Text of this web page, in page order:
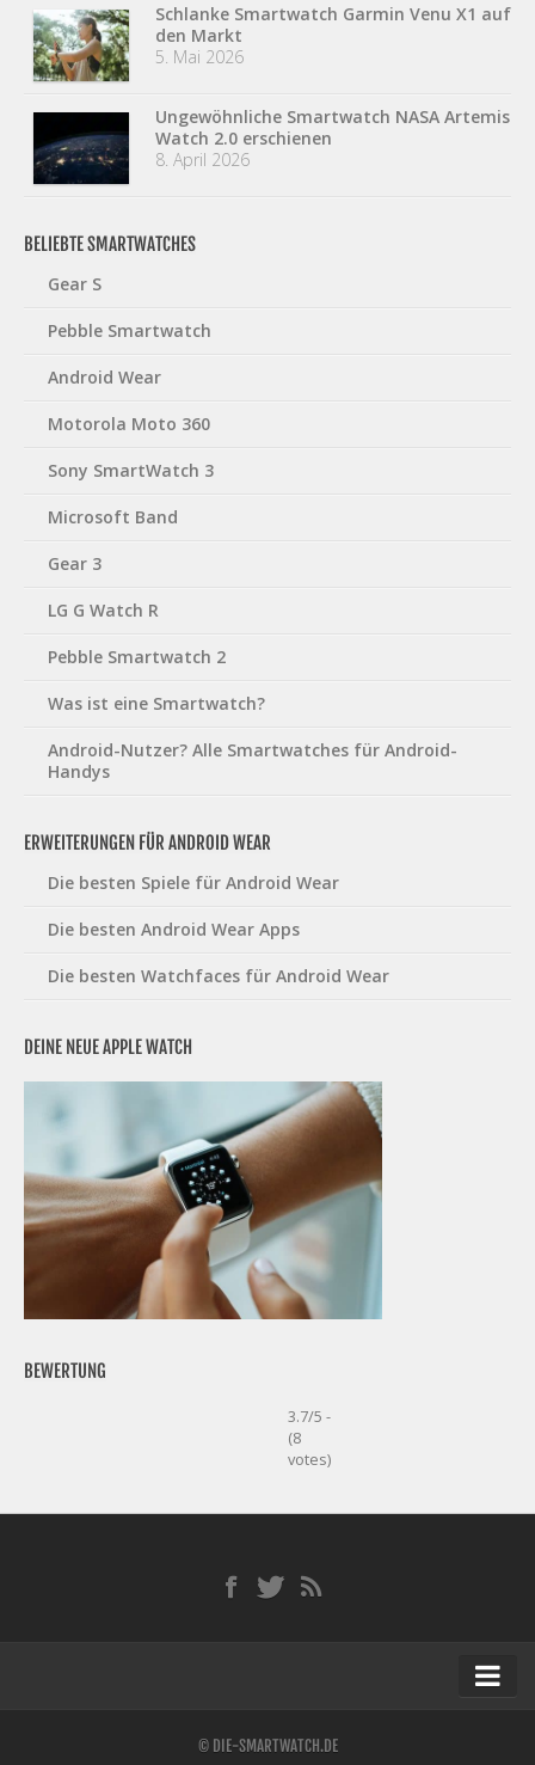
Schlanke Smartwatch Garmin Venu X1 auf
den Markt
5. Mai 2026
Ungewöhnliche Smartwatch NASA Artemis
Watch 2.0 erschienen
8. April 2026
BELIEBTE SMARTWATCHES
Gear S
Pebble Smartwatch
Android Wear
Motorola Moto 360
Sony SmartWatch 3
Microsoft Band
Gear 3
LG G Watch R
Pebble Smartwatch 2
Was ist eine Smartwatch?
Android-Nutzer? Alle Smartwatches für Android-
Handys
ERWEITERUNGEN FÜR ANDROID WEAR
Die besten Spiele für Android Wear
Die besten Android Wear Apps
Die besten Watchfaces für Android Wear
DEINE NEUE APPLE WATCH
BEWERTUNG
3.7/5 -
(8
votes)
© DIE-SMARTWATCH.DE